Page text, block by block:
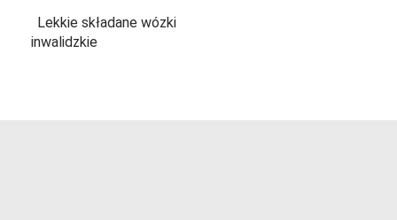
Lekkie składane wózki
inwalidzkie